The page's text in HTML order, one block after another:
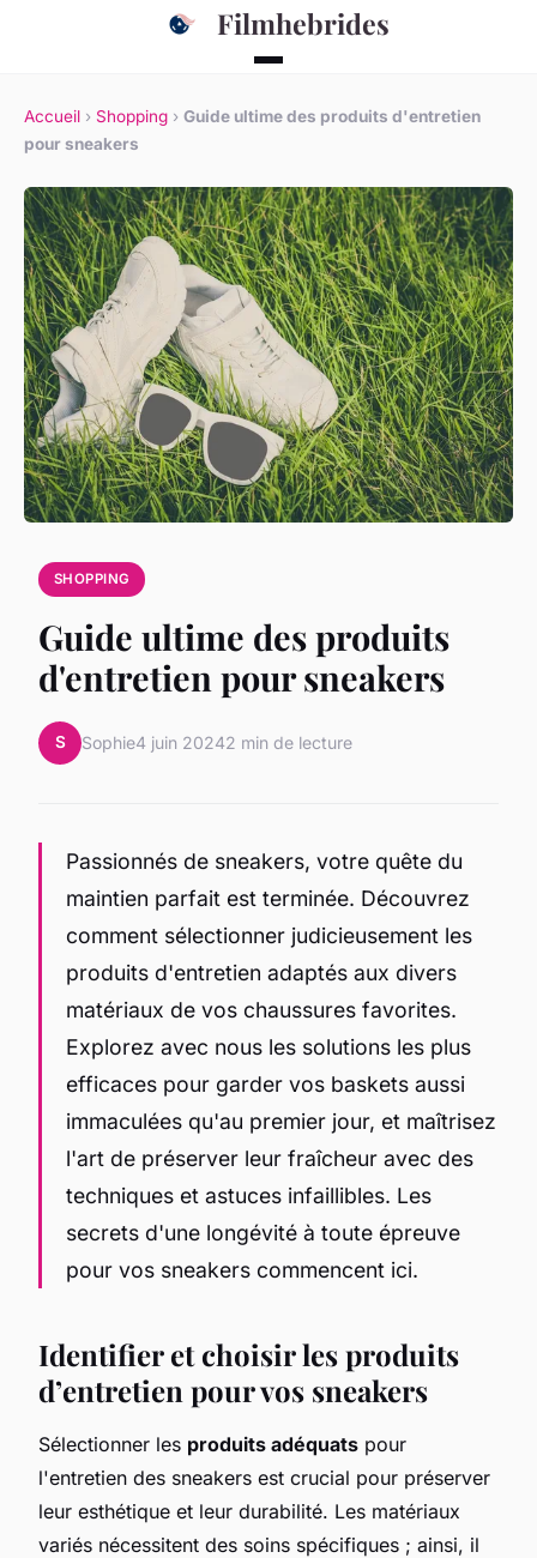
Filmhebrides
Accueil › Shopping › Guide ultime des produits d'entretien
pour sneakers
SHOPPING
Guide ultime des produits
d'entretien pour sneakers
S Sophie4 juin 20242 min de lecture
Passionnés de sneakers, votre quête du
maintien parfait est terminée. Découvrez
comment sélectionner judicieusement les
produits d'entretien adaptés aux divers
matériaux de vos chaussures favorites.
Explorez avec nous les solutions les plus
efficaces pour garder vos baskets aussi
immaculées qu'au premier jour, et maîtrisez
l'art de préserver leur fraîcheur avec des
techniques et astuces infaillibles. Les
secrets d'une longévité à toute épreuve
pour vos sneakers commencent ici.
Identifier et choisir les produits
d’entretien pour vos sneakers
Sélectionner les produits adéquats pour
l'entretien des sneakers est crucial pour préserver
leur esthétique et leur durabilité. Les matériaux
variés nécessitent des soins spécifiques ; ainsi, il